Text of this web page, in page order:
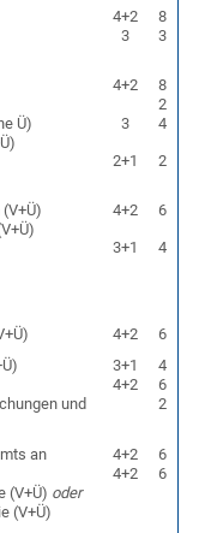
4+2
3
8
3
Ü)
4+2
3
2+1
8
2
4
2
4+2
3+1
6
4
4+2
6
und
3+1
4+2
4
6
2
an
(V+Ü) oder
(V+Ü)
4+2
4+2
6
6